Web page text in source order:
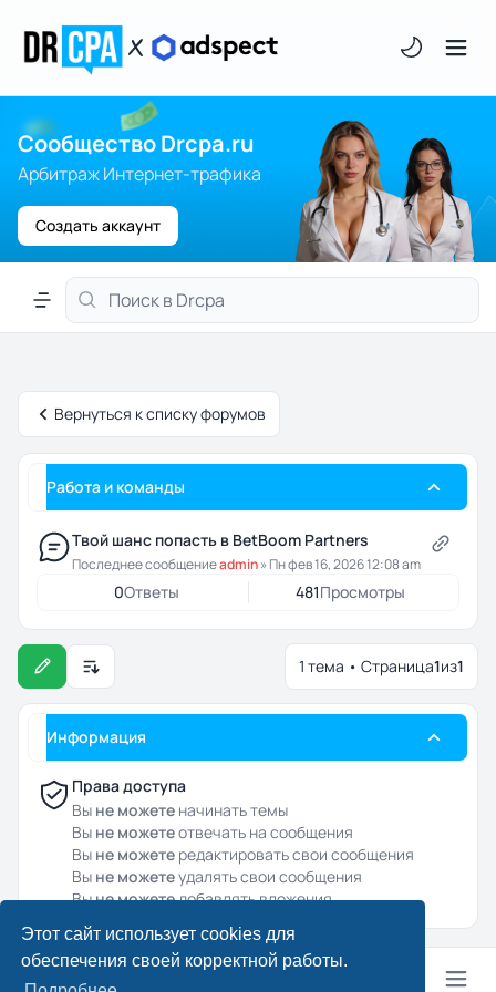
Этот сайт использует cookies для
обеспечения своей корректной работы.
Светлая/
Сообщество Drcpa.ru
Арбитраж Интернет-трафика
Создать аккаунт
Меню навигации
Вернуться к списку форумов
Работа и команды
Твой шанс попасть в BetBoom Partners
Последнее сообщениеadmin»Пн фев 16, 2026 12:08 am
0Ответы 481Просмотры
Настройки отображения и сортировки1 тема • Страница1из1
Информация
Права доступа
Вы не можете начинать темы
Вы не можетеотвечать на сообщения
Вы не можете редактировать свои сообщения
Вы не можетеудалять свои сообщения
Выне можетедобавлять вложения